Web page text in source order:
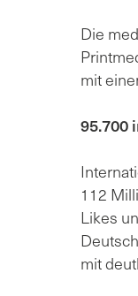
Die
mit
95.700
112
Likes
mit